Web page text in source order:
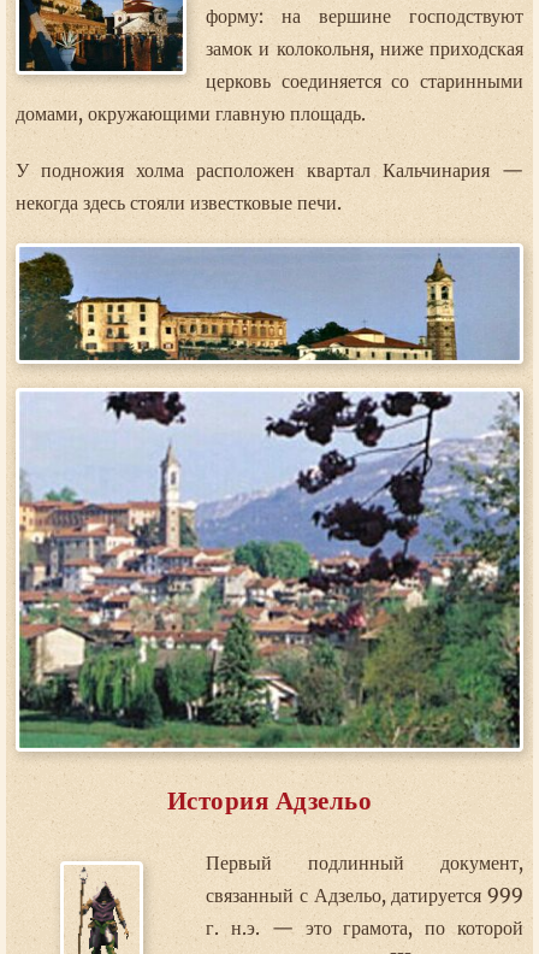
форму: на вершине господствуют
замок и колокольня, ниже приходская
церковь соединяется со старинными
домами, окружающими главную площадь.
У подножия холма расположен квартал Кальчинария —
некогда здесь стояли известковые печи.
История Адзельо
Первый подлинный документ,
связанный с Адзельо, датируется 999
г. н.э. — это грамота, по которой